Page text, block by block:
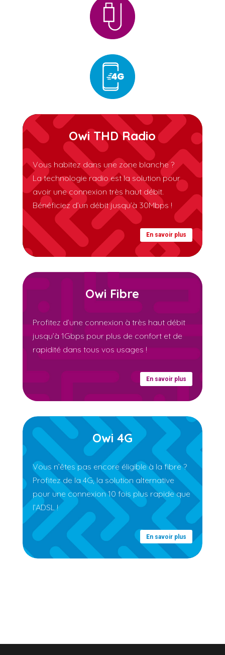
Owi THD Radio
Vous habitez dans une zone blanche ?
La technologie radio est la solution pour
avoir une connexion très haut débit.
Bénéficiez d’un débit jusqu’à 30Mbps !
En savoir plus
Owi Fibre
Profitez d’une connexion à très haut débit
jusqu’à 1Gbps pour plus de confort et de
rapidité dans tous vos usages !
En savoir plus
Owi 4G
Vous n’êtes pas encore éligible à la fibre ?
Profitez de la 4G, la solution alternative
pour une connexion 10 fois plus rapide que
l’ADSL !
En savoir plus